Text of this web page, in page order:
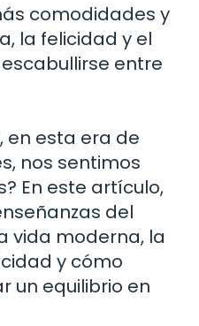
comodidades y
la felicidad y el
entre
en esta era de
nos sentimos
En este artículo,
del
vida moderna, la
y cómo
un equilibrio en